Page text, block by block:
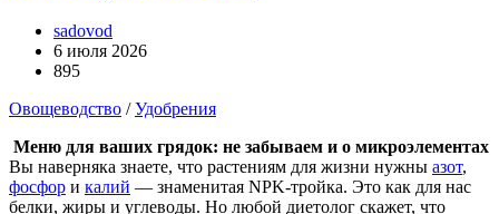
sadovod
6 июля 2026
895
Овощеводство /Удобрения
Меню для ваших грядок: не забываем и о микроэлементах
Вы наверняка знаете, что растениям для жизни нужны азот,
фосфор и калий — знаменитая NPK-тройка. Это как для нас
белки, жиры и углеводы. Но любой диетолог скажет, что